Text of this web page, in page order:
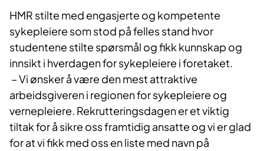
HMR stilte med engasjerte og kompetente
sykepleiere som stod på felles stand hvor
studentene stilte spørsmål og fikk kunnskap og
innsikt i hverdagen for sykepleiere i foretaket.
– Vi ønsker å være den mest attraktive
arbeidsgiveren i regionen for sykepleiere og
vernepleiere. Rekrutteringsdagen er et viktig
tiltak for å sikre oss framtidig ansatte og vi er glad
for at vi fikk med oss en liste med navn på